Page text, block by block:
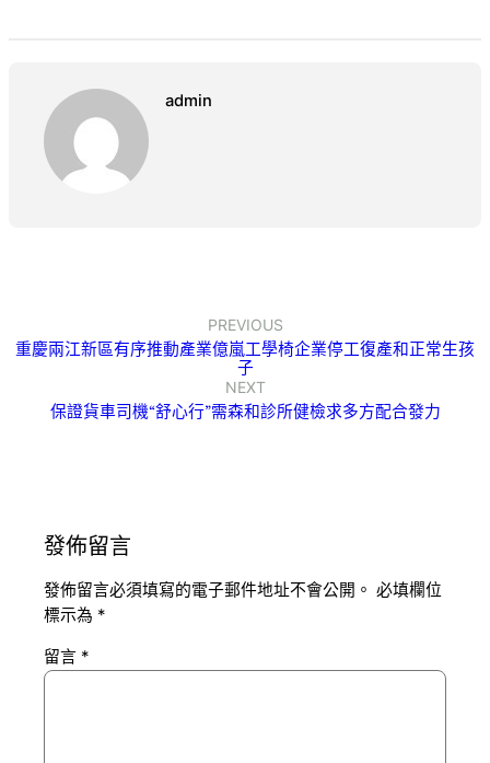
admin
PREVIOUS
重慶兩江新區有序推動產業億嵐工學椅企業停工復產和正常生孩
子
NEXT
保證貨車司機“舒心行”需森和診所健檢求多方配合發力
發佈留言
發佈留言必須填寫的電子郵件地址不會公開。 必填欄位
標示為 *
留言 *